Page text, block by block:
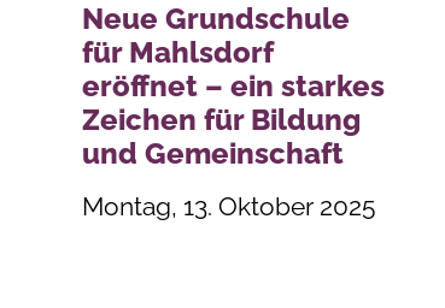
Neue Grundschule
für Mahlsdorf
eröffnet – ein starkes
Zeichen für Bildung
und Gemeinschaft
Montag, 13. Oktober 2025